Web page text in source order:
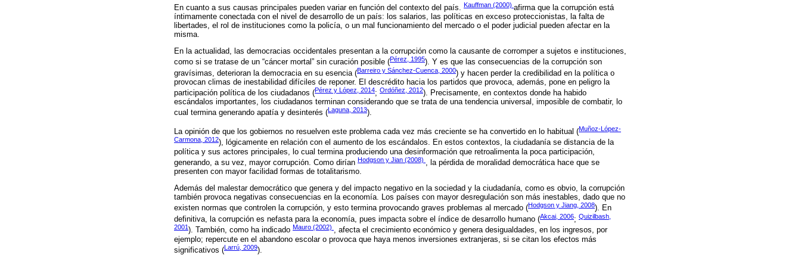
En cuanto a sus causas principales pueden variar en función del contexto del país. Kauffman (2000) afirma que la corrupción está
íntimamente conectada con el nivel de desarrollo de un país: los salarios, las políticas en exceso proteccionistas, la falta de
libertades, el rol de instituciones como la policía, o un mal funcionamiento del mercado o el poder judicial pueden afectar en la
misma.
En la actualidad, las democracias occidentales presentan a la corrupción como la causante de corromper a sujetos e instituciones,
como si se tratase de un “cáncer mortal” sin curación posible (Pérez, 1995). Y es que las consecuencias de la corrupción son
gravísimas, deterioran la democracia en su esencia (Barreiro y Sánchez-Cuenca, 2000) y hacen perder la credibilidad en la política o
provocan climas de inestabilidad difíciles de reponer. El descrédito hacia los partidos que provoca, además, pone en peligro la
participación política de los ciudadanos (Pérez y López, 2014; Ordóñez, 2012). Precisamente, en contextos donde ha habido
escándalos importantes, los ciudadanos terminan considerando que se trata de una tendencia universal, imposible de combatir, lo
cual termina generando apatía y desinterés (Laguna, 2013).
La opinión de que los gobiernos no resuelven este problema cada vez más creciente se ha convertido en lo habitual (Muñoz-López-
Carmona, 2012), lógicamente en relación con el aumento de los escándalos. En estos contextos, la ciudadanía se distancia de la
política y sus actores principales, lo cual termina produciendo una desinformación que retroalimenta la poca participación,
generando, a su vez, mayor corrupción. Como dirían Hodgson y Jian (2008) , la pérdida de moralidad democrática hace que se
presenten con mayor facilidad formas de totalitarismo.
Además del malestar democrático que genera y del impacto negativo en la sociedad y la ciudadanía, como es obvio, la corrupción
también provoca negativas consecuencias en la economía. Los países con mayor desregulación son más inestables, dado que no
existen normas que controlen la corrupción, y esto termina provocando graves problemas al mercado (Hodgson y Jiang, 2008). En
definitiva, la corrupción es nefasta para la economía, pues impacta sobre el índice de desarrollo humano (Akcai, 2006; Quizilbash,
2001). También, como ha indicado Mauro (2002) , afecta el crecimiento económico y genera desigualdades, en los ingresos, por
ejemplo; repercute en el abandono escolar o provoca que haya menos inversiones extranjeras, si se citan los efectos más
significativos (Larrú, 2009).